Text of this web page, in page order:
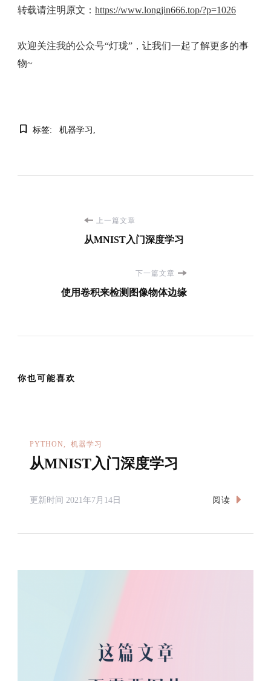
转载请注明原文： https://www.longjin666.top/?p=1026
欢迎关注我的公众号“灯珑”，让我们一起了解更多的事
物~
标签: 机器学习
上一篇文章
从MNIST入门深度学习
下一篇文章
使用卷积来检测图像物体边缘
你也可能喜欢
PYTHON 机器学习
从MNIST入门深度学习
更新时间 2021年7月14日 阅读